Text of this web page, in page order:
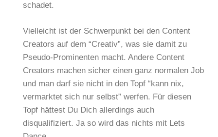
schadet.
Vielleicht ist der Schwerpunkt bei den Content
Creators auf dem “Creativ”, was sie damit zu
Pseudo-Prominenten macht. Andere Content
Creators machen sicher einen ganz normalen Job
und man darf sie nicht in den Topf “kann nix,
vermarktet sich nur selbst” werfen. Für diesen
Topf hättest Du Dich allerdings auch
disqualifiziert. Ja so wird das nichts mit Lets